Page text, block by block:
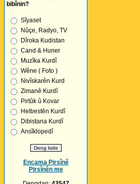
bibînin?
Sîyaset
Nûçe, Radyo, TV
Dîroka Kudistan
Cand & Huner
Muzîka Kurdî
Wêne ( Foto )
Nivîskarên Kurd
Zimanê Kurdî
Pirtûk û Kovar
Helbestên Kurdî
Dibistana Kurdî
Ansîklopedî
Encama Pirsînê
Pirsînên me